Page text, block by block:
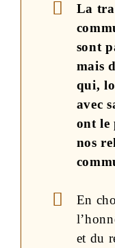
La
sont
mais
qui,
avec
ont le
nos
En
et du